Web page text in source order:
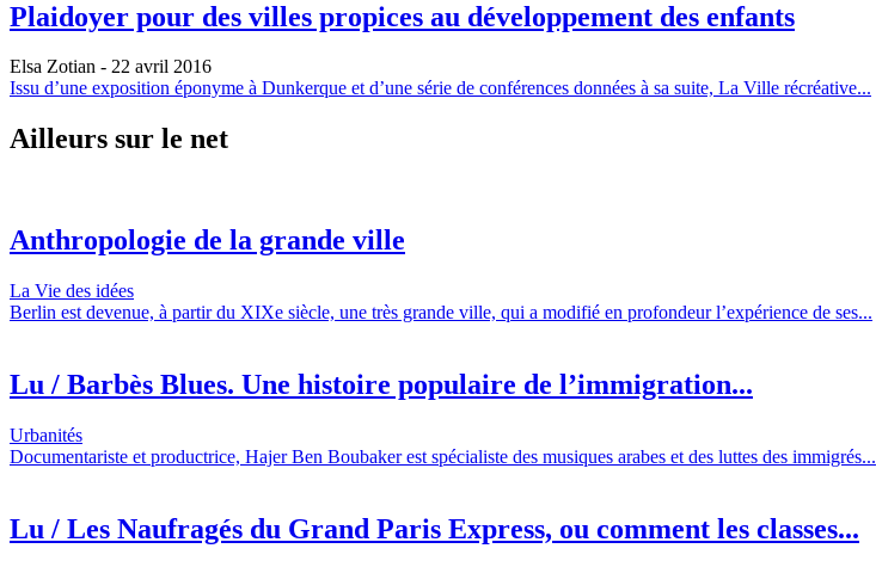
Plaidoyer pour des villes propices au développement des enfants
Elsa Zotian - 22 avril 2016
Issu d’une exposition éponyme à Dunkerque et d’une série de conférences données à sa suite, La Ville récréative...
Ailleurs sur le net
Anthropologie de la grande ville
La Vie des idées
Berlin est devenue, à partir du XIXe siècle, une très grande ville, qui a modifié en profondeur l’expérience de ses...
Lu / Barbès Blues. Une histoire populaire de l’immigration...
Urbanités
Documentariste et productrice, Hajer Ben Boubaker est spécialiste des musiques arabes et des luttes des immigrés...
Lu / Les Naufragés du Grand Paris Express, ou comment les classes...